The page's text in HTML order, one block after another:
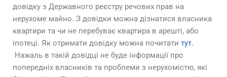
довідку з Державного реєстру речових прав на
нерухоме майно. З довідки можна дізнатися власника
квартири та чи не перебуває квартира в арешті, або
іпотеці. Як отримати довідку можна почитати тут.
Нажаль в такій довідці не буде інформації про
попередніх власників та проблеми з нерухомістю, які